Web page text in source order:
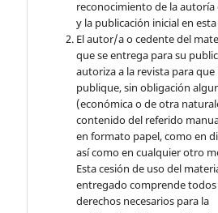
reconocimiento de la autoría
y la publicación inicial en
El autor/a o cedente del
que se entrega para su
autoriza a la revista para que
publique, sin obligación
(económica o de otra
contenido del referido
en formato papel, como en
así como en cualquier otro
Esta cesión de uso del
entregado comprende todos
derechos necesarios para la